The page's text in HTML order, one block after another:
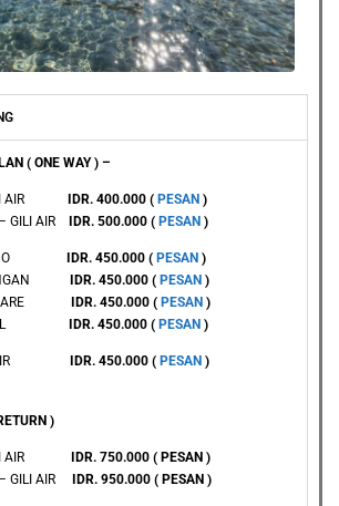
( ONE WAY ) –
AIR IDR. 400.000 ( PESAN )
GILI AIR
IDR. 500.000 ( PESAN )
MENO IDR. 450.000 ( PESAN )
IDR. 450.000 ( PESAN )
NARE
IDR. 450.000 ( PESAN )
IDR. 450.000 ( PESAN )
AIR IDR. 450.000 ( PESAN )
)
AIR IDR. 750.000 ( PESAN )
GILI AIR IDR. 950.000 ( PESAN )